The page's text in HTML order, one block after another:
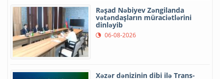
Rəşad Nəbiyev Zəngilanda
vətəndaşların müraciətlərini
dinləyib
06-08-2026
Xəzər dənizinin dibi ilə Trans-